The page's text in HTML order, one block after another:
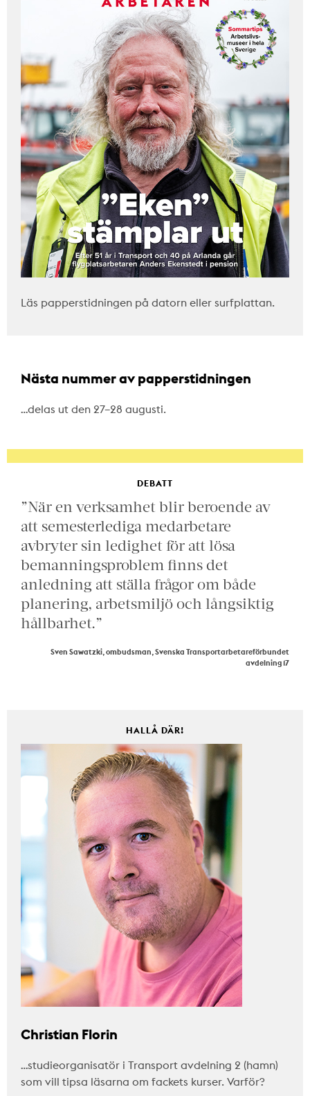
Läs papperstidningen på datorn eller surfplattan.
Nästa nummer av papperstidningen
…delas ut den 27–28 augusti.
DEBATT
”När en verksamhet blir beroende av
att semesterlediga medarbetare
avbryter sin ledighet för att lösa
bemanningsproblem finns det
anledning att ställa frågor om både
planering, arbetsmiljö och långsiktig
hållbarhet.”
Sven Sawatzki, ombudsman, Svenska Transportarbetareförbundet
avdelning 17
HALLÅ DÄR!
Christian Florin
…studieorganisatör i Transport avdelning 2 (hamn)
som vill tipsa läsarna om fackets kurser. Varför?